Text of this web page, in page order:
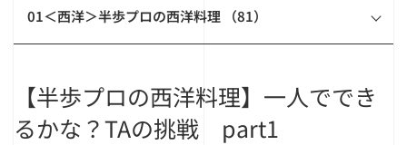
01＜西洋＞半歩プロの西洋料理 （81）
【半歩プロの西洋料理】一人ででき
るかな？TAの挑戦 part1